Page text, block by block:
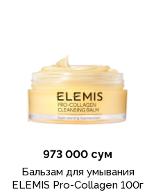
973 000 сум
Бальзам для умывания
ELEMIS Pro-Collagen 100г